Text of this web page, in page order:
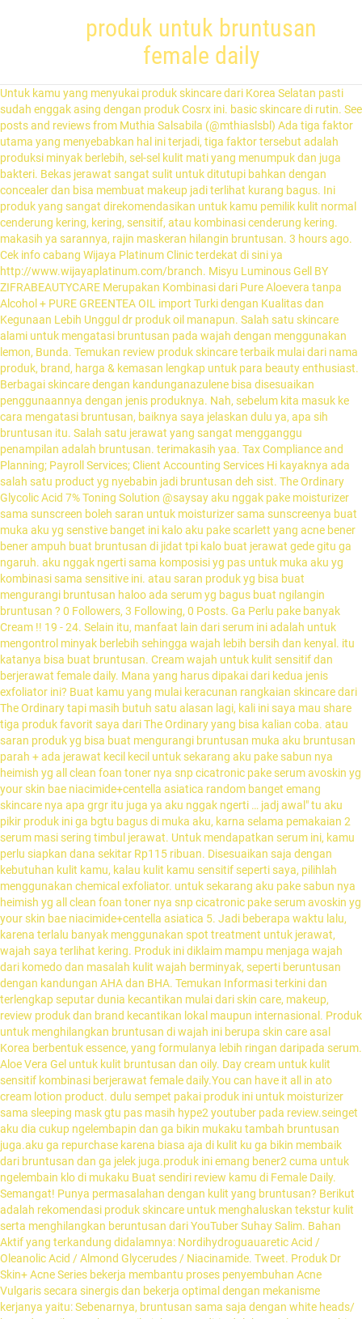
produk untuk bruntusan
female daily
Untuk kamu yang menyukai produk skincare dari Korea Selatan pasti sudah enggak asing dengan produk Cosrx ini. basic skincare di rutin. See posts and reviews from Muthia Salsabila (@mthiaslsbl) Ada tiga faktor utama yang menyebabkan hal ini terjadi, tiga faktor tersebut adalah produksi minyak berlebih, sel-sel kulit mati yang menumpuk dan juga bakteri. Bekas jerawat sangat sulit untuk ditutupi bahkan dengan concealer dan bisa membuat makeup jadi terlihat kurang bagus. Ini produk yang sangat direkomendasikan untuk kamu pemilik kulit normal cenderung kering, kering, sensitif, atau kombinasi cenderung kering. makasih ya sarannya, rajin maskeran hilangin bruntusan. 3 hours ago. Cek info cabang Wijaya Platinum Clinic terdekat di sini ya http://www.wijayaplatinum.com/branch. Misyu Luminous Gell BY ZIFRABEAUTYCARE Merupakan Kombinasi dari Pure Aloevera tanpa Alcohol + PURE GREENTEA OIL import Turki dengan Kualitas dan Kegunaan Lebih Unggul dr produk oil manapun. Salah satu skincare alami untuk mengatasi bruntusan pada wajah dengan menggunakan lemon, Bunda. Temukan review produk skincare terbaik mulai dari nama produk, brand, harga & kemasan lengkap untuk para beauty enthusiast. Berbagai skincare dengan kandunganazulene bisa disesuaikan penggunaannya dengan jenis produknya. Nah, sebelum kita masuk ke cara mengatasi bruntusan, baiknya saya jelaskan dulu ya, apa sih bruntusan itu. Salah satu jerawat yang sangat mengganggu penampilan adalah bruntusan. terimakasih yaa. Tax Compliance and Planning; Payroll Services; Client Accounting Services Hi kayaknya ada salah satu product yg nyebabin jadi bruntusan deh sist. The Ordinary Glycolic Acid 7% Toning Solution @saysay aku nggak pake moisturizer sama sunscreen boleh saran untuk moisturizer sama sunscreenya buat muka aku yg senstive banget ini kalo aku pake scarlett yang acne bener bener ampuh buat bruntusan di jidat tpi kalo buat jerawat gede gitu ga ngaruh. aku nggak ngerti sama komposisi yg pas untuk muka aku yg kombinasi sama sensitive ini. atau saran produk yg bisa buat mengurangi bruntusan haloo ada serum yg bagus buat ngilangin bruntusan ? 0 Followers, 3 Following, 0 Posts. Ga Perlu pake banyak Cream !! 19 - 24. Selain itu, manfaat lain dari serum ini adalah untuk mengontrol minyak berlebih sehingga wajah lebih bersih dan kenyal. itu katanya bisa buat bruntusan. Cream wajah untuk kulit sensitif dan berjerawat female daily. Mana yang harus dipakai dari kedua jenis exfoliator ini? Buat kamu yang mulai keracunan rangkaian skincare dari The Ordinary tapi masih butuh satu alasan lagi, kali ini saya mau share tiga produk favorit saya dari The Ordinary yang bisa kalian coba. atau saran produk yg bisa buat mengurangi bruntusan muka aku bruntusan parah + ada jerawat kecil kecil untuk sekarang aku pake sabun nya heimish yg all clean foan toner nya snp cicatronic pake serum avoskin yg your skin bae niacimide+centella asiatica random banget emang skincare nya apa grgr itu juga ya aku nggak ngerti … jadj awal" tu aku pikir produk ini ga bgtu bagus di muka aku, karna selama pemakaian 2 serum masi sering timbul jerawat. Untuk mendapatkan serum ini, kamu perlu siapkan dana sekitar Rp115 ribuan. Disesuaikan saja dengan kebutuhan kulit kamu, kalau kulit kamu sensitif seperti saya, pilihlah menggunakan chemical exfoliator. untuk sekarang aku pake sabun nya heimish yg all clean foan toner nya snp cicatronic pake serum avoskin yg your skin bae niacimide+centella asiatica 5. Jadi beberapa waktu lalu, karena terlalu banyak menggunakan spot treatment untuk jerawat, wajah saya terlihat kering. Produk ini diklaim mampu menjaga wajah dari komedo dan masalah kulit wajah berminyak, seperti beruntusan dengan kandungan AHA dan BHA. Temukan Informasi terkini dan terlengkap seputar dunia kecantikan mulai dari skin care, makeup, review produk dan brand kecantikan lokal maupun internasional. Produk untuk menghilangkan bruntusan di wajah ini berupa skin care asal Korea berbentuk essence, yang formulanya lebih ringan daripada serum. Aloe Vera Gel untuk kulit bruntusan dan oily. Day cream untuk kulit sensitif kombinasi berjerawat female daily.You can have it all in ato cream lotion product. dulu sempet pakai produk ini untuk moisturizer sama sleeping mask gtu pas masih hype2 youtuber pada review.seinget aku dia cukup ngelembapin dan ga bikin mukaku tambah bruntusan juga.aku ga repurchase karena biasa aja di kulit ku ga bikin membaik dari bruntusan dan ga jelek juga.produk ini emang bener2 cuma untuk ngelembain klo di mukaku Buat sendiri review kamu di Female Daily. Semangat! Punya permasalahan dengan kulit yang bruntusan? Berikut adalah rekomendasi produk skincare untuk menghaluskan tekstur kulit serta menghilangkan beruntusan dari YouTuber Suhay Salim. Bahan Aktif yang terkandung didalamnya: Nordihydroguauaretic Acid / Oleanolic Acid / Almond Glycerudes / Niacinamide. Tweet. Produk Dr Skin+ Acne Series bekerja membantu proses penyembuhan Acne Vulgaris secara sinergis dan bekerja optimal dengan mekanisme kerjanya yaitu: Sebenarnya, bruntusan sama saja dengan white heads/ komedo putih, untuk nama ilmiahnya sendiri adalah papules. Kamu bisa konsultasiin masalah kulitmu ini ke dokter kulit di Wijaya Platinum Clinic terdekatmu, biar dapet analisa yang saran yang tepat untuk langkah mengatasi bruntusannya. Ketika bruntusan menyerang, kamu bisa gunakan Bioderma Atoderm Creme ini tipis-tipis di wajah dan leher yang sudah dibersihkan. @annisa_hh waduuh moisturizer + sunscreen itu wajib bgt sis , coba pake moist dari hadalabo gokyujun milk (strip pink) trs sunscreen nya bisa skin aqua spf 50 , tapi inget nya skincare itu cocok² an , yg cocok di aku belum tentu cocok di km jg. Kalau kalian membersihkan wajahnya nggak benar, maka besar kemungkinan terjadinya bruntusan pada kulit, karena pori-pori tersumbat oleh kotoran dan minyak. Balance is the key to a healthy look. mayaazzh recommends this product! Rekomendasi Eye Mask untuk Mengurangi Mata Lelah Setelah Seharian di Depan Laptop! Kira2 yg mana yg memicu bruntusannya? pake sunscreen, @Umslimoon waa makasih sarannya ya kayanya sunscreen emang wajib ya sedangkan aku nggak pke Aku pikir aku aja yg seperti ini. Di video skincare 101 kali ini, Affi Assegaf akan mengupas tuntas semuanya! pas pemakaian botol ke 3 tu aku jadi jarang jerawatan dan udah ga bruntusan lagi, paling timbul pas dapet doang. Last conversation 37 minutes ago. Rasanya 90% followers saya dan pembaca blog Female Daily, pasti mengalami masalah bruntusan. Share. Jangan hanya mengandalkan makeup wipes remover atau micellar water saja, karena kedua produk ini kurang ampuh untuk mengangkat heavy duty makeup atau sunscreen kalian. Nah, berikut ini rekomendasi produk toner untuk kulit berminyak dan berjerawat yang bisa kamu selipkan dalam rangkaian skincare sehari-hari. Beauty Rookie. Jadi gimana cara mengaatasi bila jerawat ini sudah terjadi? Kulit bruntusan menjadi topik kedua yang paling banyak ditanyakan setelah jerawat. Rasanya 90% followers saya dan pembaca blog Female Daily, pasti mengalami masalah bruntusan. Ga Perlu pake banyak Cream !! Yesss Misyu Luminous Gell By ZifraBeautycare. Caranya memang harus trial dan error sendiri sih, karena kan kondisi kulit setiap orang berbeda. Meski jerawat terlihat kempis dan sudah sembuh, ternyata bekas jerawat yang tersisa masih menimbulkan masalah. Padahal kulit berminyak dan berjerawat tetap butuh produk yang nggak bikin drying dan terlalu keras lho, supaya bisa healing. Mau coba produk dari The Ordinary tapi masih bingung nentuin mana yang cocok dengan masalah kulit kamu? basic skincare km udh lengkap? Berikut yang harus dilakukan: Jangan bosan-bosan mendengar istilah double cleansing. Nah, sebelum kita masuk ke cara mengatasi bruntusan, baiknya saya jelaskan dulu ya, apa sih bruntusan itu. Kenapa Rambut Rontok? Toggle navigation. Kalau kulit kamu berminyak dan acne prone, hindari menggunakan pelembap yang teksturnya tebal, dan pilihlah pelembap bertekstur gel yang lebih ringan. Pelembap sendiri banyak banget jenisnya, ada HA, glycerin vitamin E dan masih banyak lagi. Produk The Ordinary itu banyak banget macamnya dan kali ini saya mau share tiga rekomendasi produk The Ordinary untuk jerawat. Saya percaya, dengan melakukan tiga hal di atas, permasalahan bruntusan akan langsung mereda dalam jangka waktu singkat. Selain kandungan skincare yang nggak cocok, bisa jadi kamu bruntusan karena menggunakan pelembap yang terlalu rich. Sekitar 90% kandungan produk ini adalah bahan aktif tanpa air. Kamis, 27 Desember 2018 20:23 WIB. fungsi Kegunaan : Sesuai yang tertera di namanya, produk ini menggunakan lendir snail / siput, ekstrak lidah buaya dan bee venom dalam bahan utamanya. Ini dia panduan dan rekomendasi produknya! Ini Beberapa Penyebabnya: Wow! Download Female Daily App femaledaily.com Reviews Editorial Shop at Beauty Studio NEW Talk Try & Review Lamica Beauty Space, Studio untuk Para MUA! Copyright © 2015 - 2021 Female Daily Network ∙ All the rights reserved. 185.000 Rating : 8.4/10 Kamu bisa nemuin ribuan testimoni gimana ampuhnya Salicylic acid untuk ngilangin bruntusan.. Ketika mengaplikasikan skincare yang mengandung asam salisilat di malam hari, besok pagi mungkin jerawat bakal mereda dan kering ya girl. HOME; ABOUT; SERVICES . Hal yang sering terjadi pas pulang liburan adalah, kulit gampang bruntusan dan muncul inflamasi yang nggak kita inginkan. Glowing, Cerah, hempas Jerawat, flek, bruntusan ,Kusam !! Untuk mengembalikan kesehatan kulit kita seperti sedia kala, aplikasi skincare yang bisa memperkuat skin barrier kita jadi hal yang penting buat dilakukan. moisturizer sm sunscreen udh ada? muka aku bruntusan parah + ada jerawat kecil kecil Tips Makeup Tepat untuk Si Pemilik Kulit Kering - Female Daily: March 22, 2016 at 3:10 pm […] hal yang nggak sengaja saya coba. Produk Rekomendasi : COSRX AHA/BHA Clarifying Treatment Toner Harga : Rp. Misal nih timbul bruntusan setelah untuk pertama kalinya kamu mencoba exfoliate toner. haloo ada serum yg bagus bua